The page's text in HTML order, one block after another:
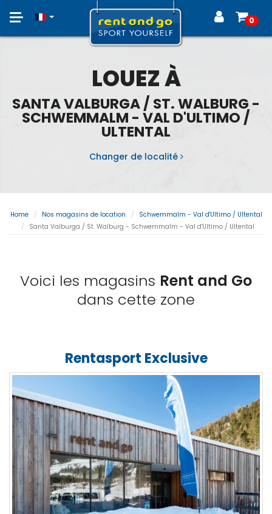
Toggle
0
LOUEZ À
SANTA VALBURGA / ST. WALBURG -
SCHWEMMALM - VAL D'ULTIMO /
ULTENTAL
Changer de localité
Home Nos magasins de location
Schwemmalm - Val d'Ultimo / Ultental
Santa Valburga / St. Walburg - Schwemmalm - Val d'Ultimo / Ultental
Voici les magasins Rent and Go
dans cette zone
Rentasport Exclusive